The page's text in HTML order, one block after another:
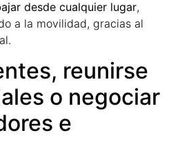
desde cualquier lugar,
a la movilidad, gracias al
reunirse
o negociar
e